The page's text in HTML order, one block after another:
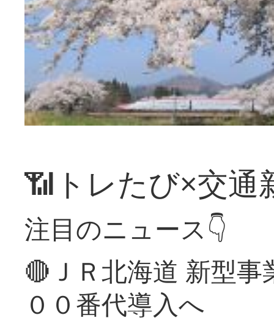
📶トレたび×交通
注目のニュース👇
🔴ＪＲ北海道 新型
００番代導入へ